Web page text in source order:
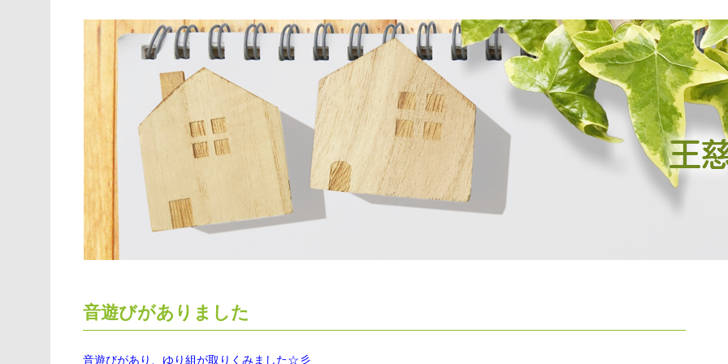
音遊びがありました
音遊びがあり、ゆり組が取りくみました☆彡